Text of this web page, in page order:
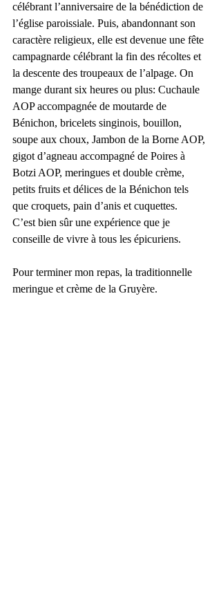
célébrant l’anniversaire de la bénédiction de
l’église paroissiale. Puis, abandonnant son
caractère religieux, elle est devenue une fête
campagnarde célébrant la fin des récoltes et
la descente des troupeaux de l’alpage. On
mange durant six heures ou plus: Cuchaule
AOP accompagnée de moutarde de
Bénichon, bricelets singinois, bouillon,
soupe aux choux, Jambon de la Borne AOP,
gigot d’agneau accompagné de Poires à
Botzi AOP, meringues et double crème,
petits fruits et délices de la Bénichon tels
que croquets, pain d’anis et cuquettes.
C’est bien sûr une expérience que je
conseille de vivre à tous les épicuriens.
Pour terminer mon repas, la traditionnelle
meringue et crème de la Gruyère.